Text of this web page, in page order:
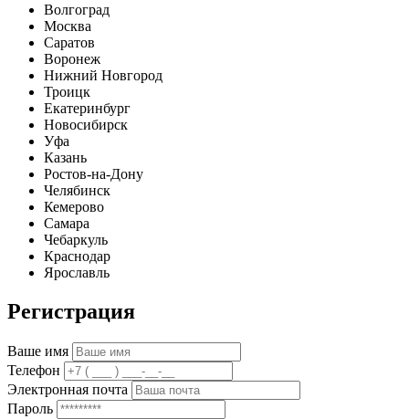
Волгоград
Москва
Саратов
Воронеж
Нижний Новгород
Троицк
Екатеринбург
Новосибирск
Уфа
Казань
Ростов-на-Дону
Челябинск
Кемерово
Самара
Чебаркуль
Краснодар
Ярославль
Регистрация
Ваше имя
Телефон
Электронная почта
Пароль